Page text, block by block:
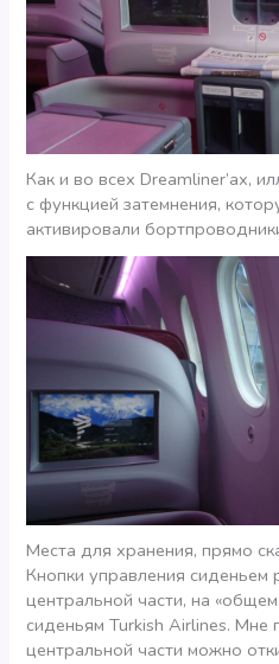
Как и во всех Dreamliner’ах,
с функцией затемнения,
активировали
Места для хранения, прямо
Кнопки управления сиденьем
центральной части, на
сиденьям Turkish Airlines. Мне
центральной части можно